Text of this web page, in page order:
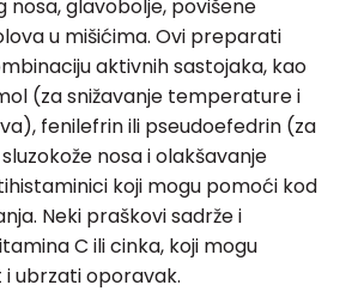
nosa, glavobolje, povišene
u mišićima. Ovi preparati
aktivnih sastojaka, kao
(za snižavanje temperature i
fenilefrin ili pseudoefedrin (za
nosa i olakšavanje
koji mogu pomoći kod
Neki praškovi sadrže i
C ili cinka, koji mogu
ubrzati oporavak.